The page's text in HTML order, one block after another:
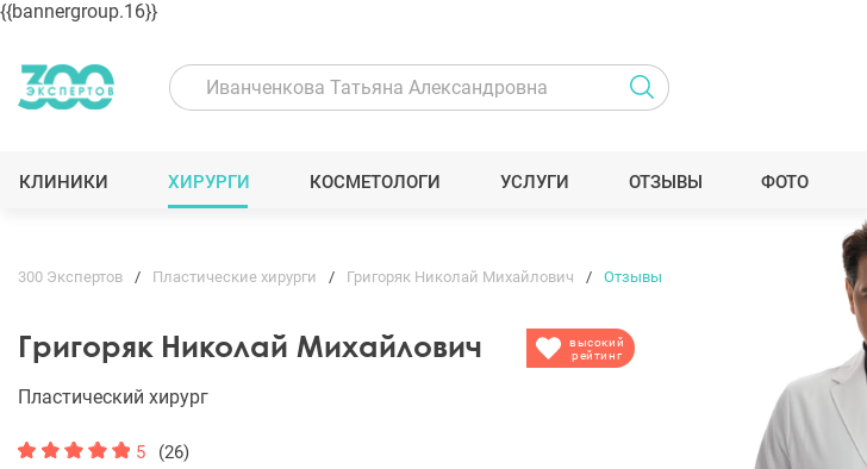
{{bannergroup.16}}
КЛИНИКИ ХИРУРГИ КОСМЕТОЛОГИ УСЛУГИ ОТЗЫВЫ ФОТО
300 Экспертов Пластические хирурги Григоряк Николай Михайлович Отзывы
Григоряк Николай Михайлович
высокий
рейтинг
Пластический хирург
5 (26)